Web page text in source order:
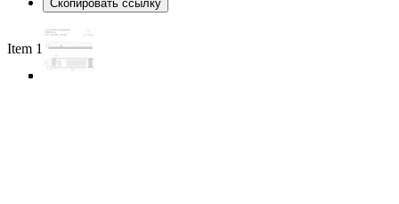
Скопировать ссылку
Item 1 of 4